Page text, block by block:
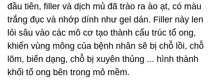
đầu tiên, filler và dịch mủ đã trào ra ào ạt, có màu
trắng đục và nhớp dính như gel dán. Filler này len
lỏi sâu vào các mô cơ tạo thành cấu trúc tổ ong,
khiến vùng mông của bệnh nhân sẽ bị chỗ lồi, chỗ
lõm, biến dạng, chỗ bị xuyên thủng ... hình thành
khối tổ ong bên trong mô mềm.